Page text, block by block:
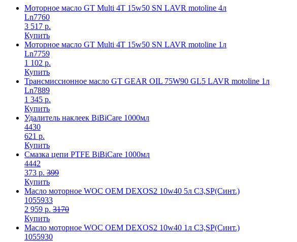
Моторное масло GT Multi 4T 15w50 SN LAVR motoline 4л
Ln7760
3 517 р.
Купить
Моторное масло GT Multi 4T 15w50 SN LAVR motoline 1л
Ln7759
1 102 р.
Купить
Трансмиссионное масло GT GEAR OIL 75W90 GL5 LAVR motoline 1л
Ln7889
1 345 р.
Купить
Удалитель наклеек BiBiCare 1000мл
4430
621 р.
Купить
Смазка цепи PTFE BiBiCare 1000мл
4442
373 р. 399
Купить
Масло моторное WOC OEM DEXOS2 10w40 5л C3,SP(Синт.)
1055933
2 959 р. 3170
Купить
Масло моторное WOC OEM DEXOS2 10w40 1л C3,SP(Синт.)
1055930